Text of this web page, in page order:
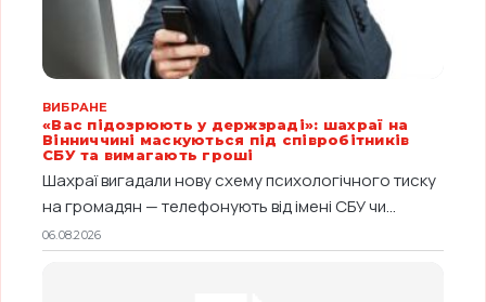
ВИБРАНЕ
«Вас підозрюють у держзраді»: шахраї на
Вінниччині маскуються під співробітників
СБУ та вимагають гроші
Шахраї вигадали нову схему психологічного тиску
на громадян — телефонують від імені СБУ чи...
06.08.2026